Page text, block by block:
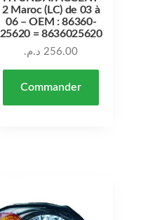
2 Maroc (LC) de 03 à
06 – OEM : 86360-
25620 = 8636025620
256.00 د.م.
Commander